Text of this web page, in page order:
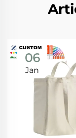
06
Jan